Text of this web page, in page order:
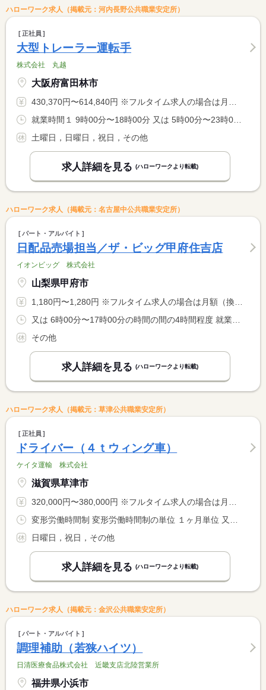
ハローワーク求人（掲載元：河内長野公共職業安定所）
正社員
大型トレーラー運転手
株式会社 丸越
大阪府富田林市
430,370円〜614,840円 ※フルタイム求人の場合は月額（換算額）、パート求人の場合は時間額を表示しています。
土曜日，日曜日，祝日，その他
求人詳細を見る (ハローワークより転載)
ハローワーク求人（掲載元：名古屋中公共職業安定所）
パート・アルバイト
日配品売場担当／ザ・ビッグ甲府住吉店
イオンビッグ 株式会社
山梨県甲府市
1,180円〜1,280円 ※フルタイム求人の場合は月額（換算額）、パート求人の場合は時間額を表示しています。
その他
求人詳細を見る (ハローワークより転載)
ハローワーク求人（掲載元：草津公共職業安定所）
正社員
ドライバー（４ｔウィング車）
ケイタ運輸 株式会社
滋賀県草津市
320,000円〜380,000円 ※フルタイム求人の場合は月額（換算額）、パート求人の場合は時間額を表示しています。
日曜日，祝日，その他
求人詳細を見る (ハローワークより転載)
ハローワーク求人（掲載元：金沢公共職業安定所）
パート・アルバイト
調理補助（若狭ハイツ）
日清医療食品株式会社 近畿支店北陸営業所
福井県小浜市